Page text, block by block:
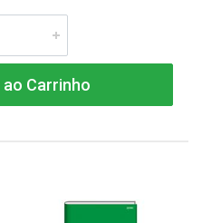
Carrinho